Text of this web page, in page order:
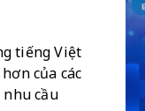
tiếng Việt
của các
nhu cầu